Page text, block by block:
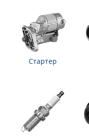
Стартер